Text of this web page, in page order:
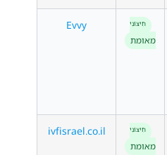
חִיצוֹנִי
מאומת
Evvy
חִיצוֹנִי
מאומת
ivfisrael.co.il